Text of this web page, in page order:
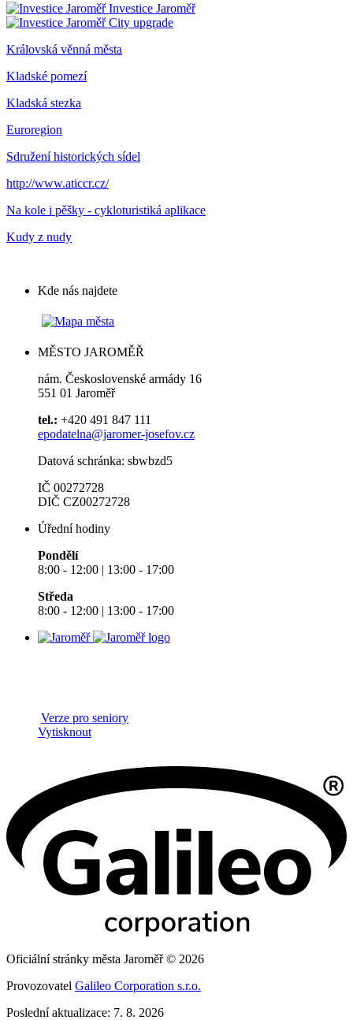
Investice Jaroměř
City upgrade
Královská věnná města
Kladské pomezí
Kladská stezka
Euroregion
Sdružení historických sídel
http://www.aticcr.cz/
Na kole i pěšky - cykloturistiká aplikace
Kudy z nudy
Kde nás najdete
MĚSTO JAROMĚŘ
nám. Československé armády 16
551 01 Jaroměř
tel.: +420 491 847 111
epodatelna@jaromer-josefov.cz
Datová schránka: sbwbzd5
IČ 00272728
DIČ CZ00272728
Úřední hodiny
Pondělí
8:00 - 12:00 | 13:00 - 17:00
Středa
8:00 - 12:00 | 13:00 - 17:00
Verze pro seniory
Vytisknout
Oficiální stránky města Jaroměř © 2026
Provozovatel Galileo Corporation s.r.o.
Poslední aktualizace: 7. 8. 2026